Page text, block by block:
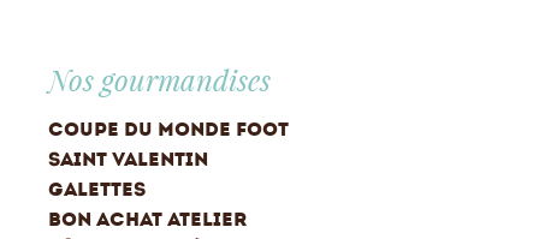
Nos gourmandises
COUPE DU MONDE FOOT
SAINT VALENTIN
GALETTES
BON ACHAT ATELIER